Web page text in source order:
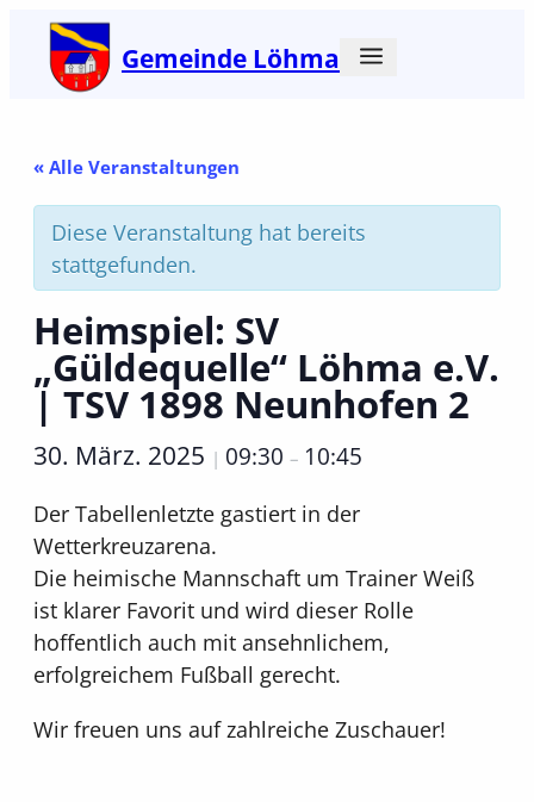
Gemeinde Löhma
« Alle Veranstaltungen
Diese Veranstaltung hat bereits
stattgefunden.
Heimspiel: SV
„Güldequelle“ Löhma e.V.
| TSV 1898 Neunhofen 2
30. März. 2025 | 09:30 – 10:45
Der Tabellenletzte gastiert in der
Wetterkreuzarena.
Die heimische Mannschaft um Trainer Weiß
ist klarer Favorit und wird dieser Rolle
hoffentlich auch mit ansehnlichem,
erfolgreichem Fußball gerecht.
Wir freuen uns auf zahlreiche Zuschauer!